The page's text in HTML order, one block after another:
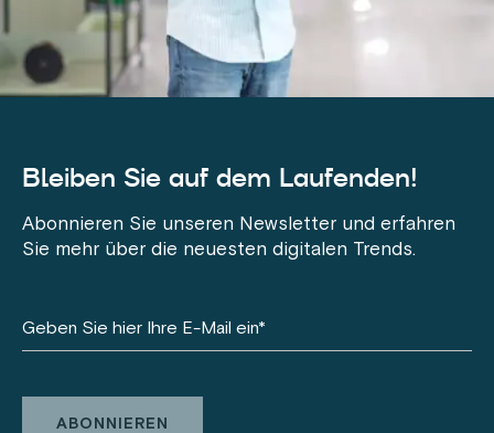
Bleiben Sie auf dem Laufenden!
Abonnieren Sie unseren Newsletter und erfahren
Sie mehr über die neuesten digitalen Trends.